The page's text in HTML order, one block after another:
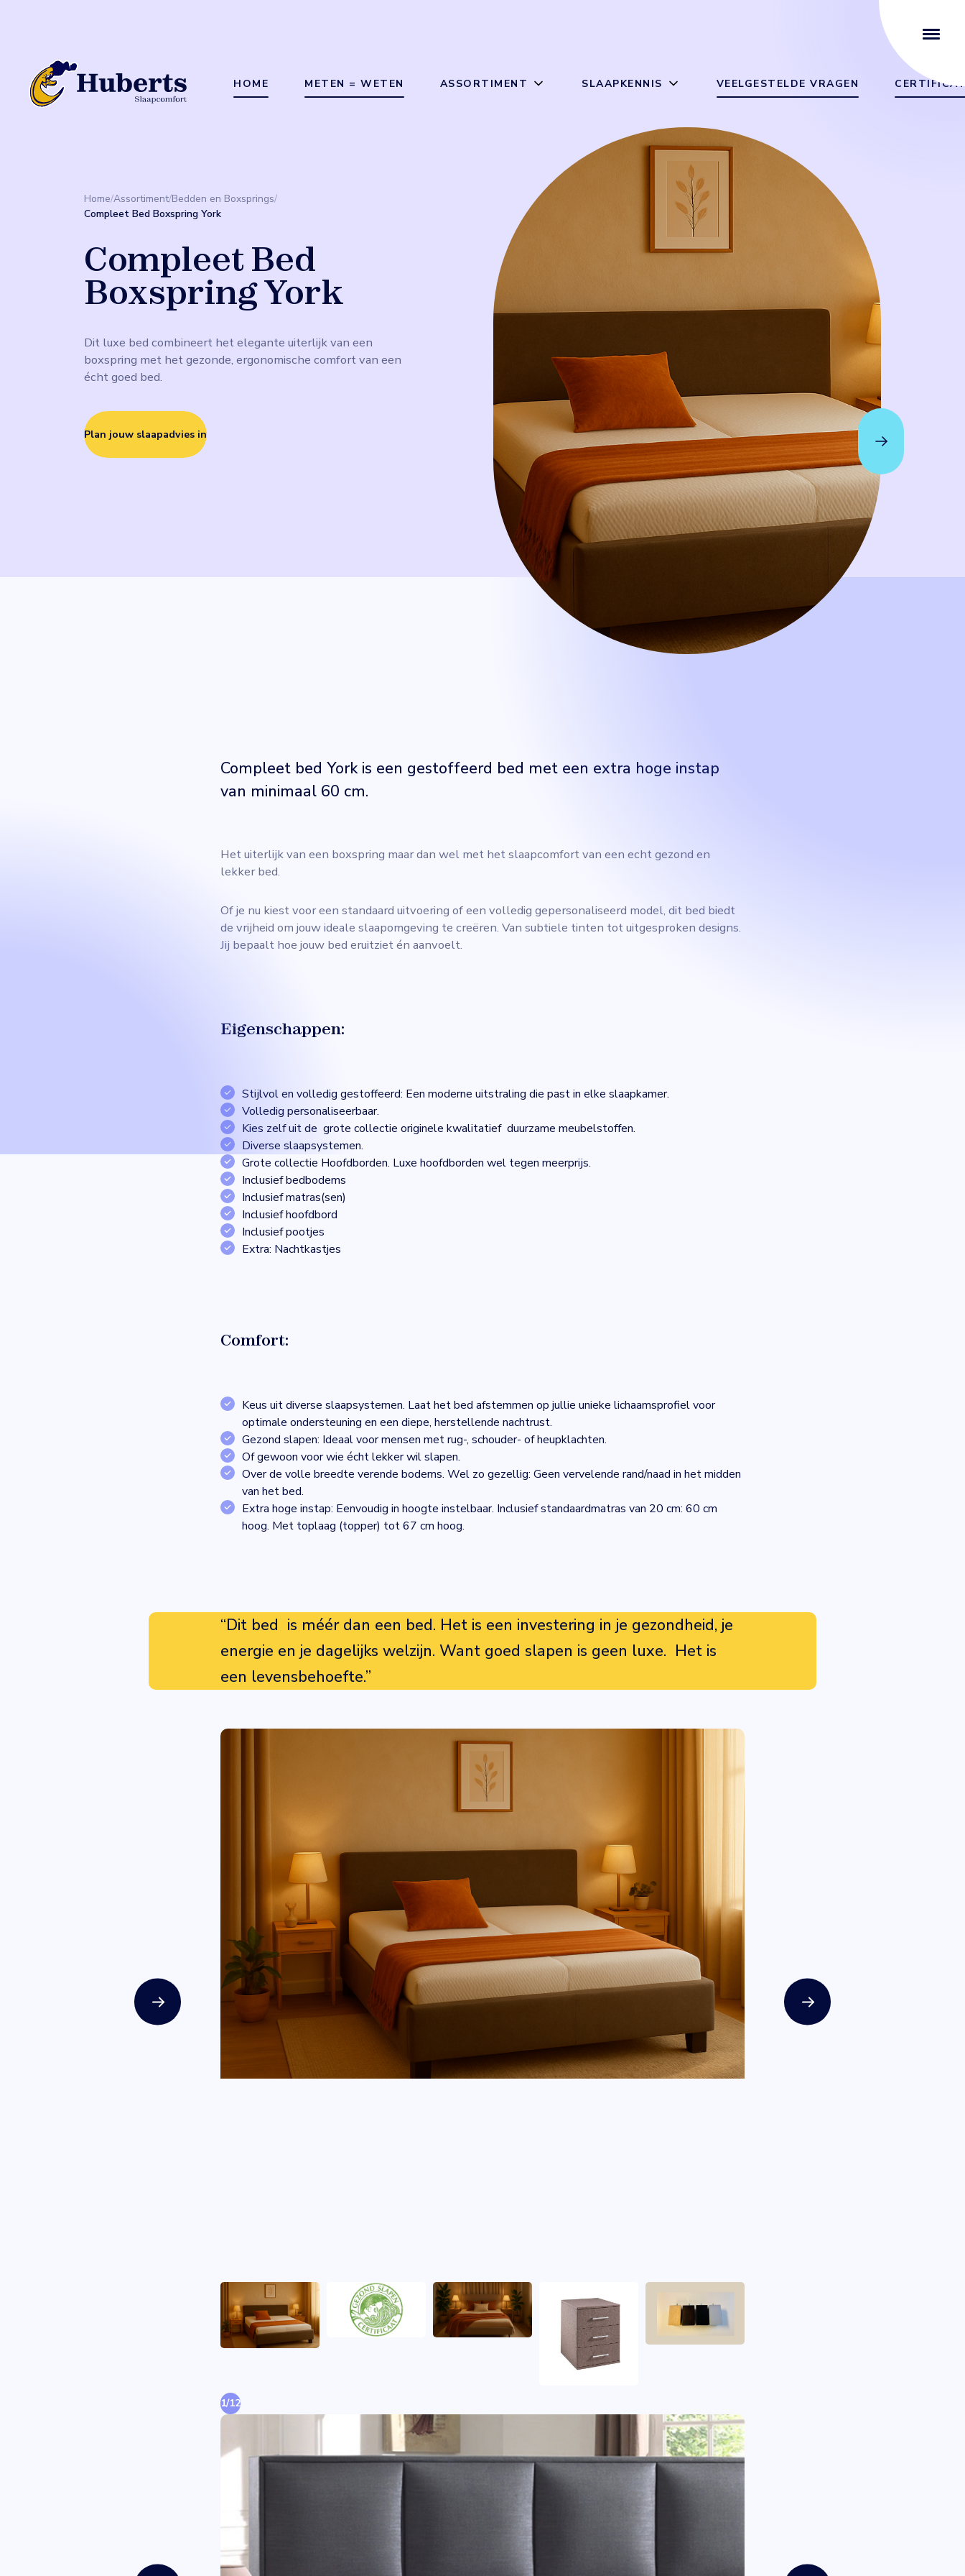
HOME METEN = WETEN ASSORTIMENT SLAAPKENNIS VEELGESTELDE VRAGEN
Home/Assortiment/Bedden en Boxsprings/
Compleet Bed Boxspring York
Compleet Bed
Boxspring York
Dit luxe bed combineert het elegante uiterlijk van een
boxspring met het gezonde, ergonomische comfort van een
écht goed bed.
Plan jouw slaapadvies in
Compleet bed York is een gestoffeerd bed met een extra hoge instap
van minimaal 60 cm.
Het uiterlijk van een boxspring maar dan wel met het slaapcomfort van een echt gezond en
lekker bed.
Of je nu kiest voor een standaard uitvoering of een volledig gepersonaliseerd model, dit bed biedt
de vrijheid om jouw ideale slaapomgeving te creëren. Van subtiele tinten tot uitgesproken designs.
Jij bepaalt hoe jouw bed eruitziet én aanvoelt.
Eigenschappen:
Stijlvol en volledig gestoffeerd: Een moderne uitstraling die past in elke slaapkamer.
Volledig personaliseerbaar.
Kies zelf uit de grote collectie originele kwalitatief duurzame meubelstoffen.
Diverse slaapsystemen.
Grote collectie Hoofdborden. Luxe hoofdborden wel tegen meerprijs.
Inclusief bedbodems
Inclusief matras(sen)
Inclusief hoofdbord
Inclusief pootjes
Extra: Nachtkastjes
Comfort:
Keus uit diverse slaapsystemen. Laat het bed afstemmen op jullie unieke lichaamsprofiel voor
optimale ondersteuning en een diepe, herstellende nachtrust.
Gezond slapen: Ideaal voor mensen met rug-, schouder- of heupklachten.
Of gewoon voor wie écht lekker wil slapen.
Over de volle breedte verende bodems. Wel zo gezellig: Geen vervelende rand/naad in het midden
van het bed.
Extra hoge instap: Eenvoudig in hoogte instelbaar. Inclusief standaardmatras van 20 cm: 60 cm
hoog. Met toplaag (topper) tot 67 cm hoog.
“Dit bed is méér dan een bed. Het is een investering in je gezondheid, je
energie en je dagelijks welzijn. Want goed slapen is geen luxe. Het is
een levensbehoefte.”
1/12